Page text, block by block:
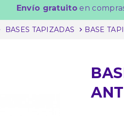
Envío gratuito en
BASES TAPIZADAS chevron_right BASE